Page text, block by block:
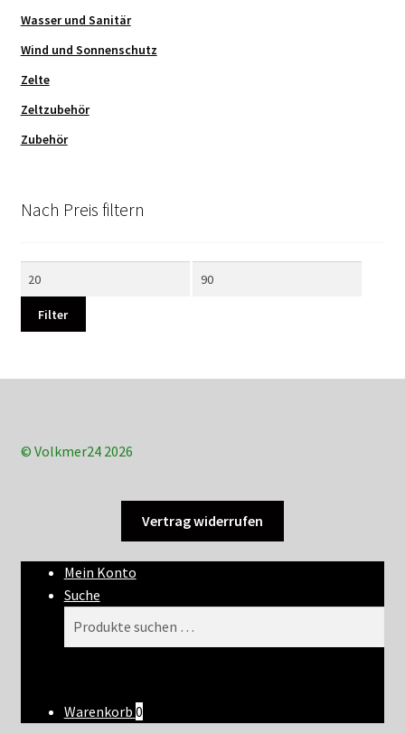
Wasser und Sanitär
Wind und Sonnenschutz
Zelte
Zeltzubehör
Zubehör
Nach Preis filtern
Filter
© Volkmer24 2026
Vertrag widerrufen
Mein Konto
Suche
Warenkorb 0